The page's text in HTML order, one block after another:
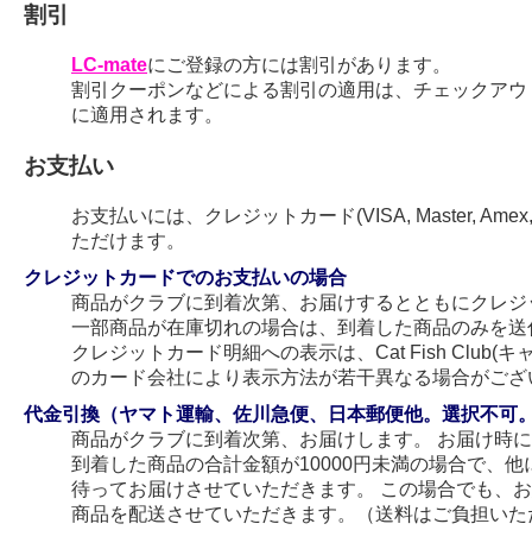
割引
LC-mateにご登録の方には割引があります。
割引クーポンなどによる割引の適用は、チェックア
に適用されます。
お支払い
お支払いには、クレジットカード(VISA, Master,
ただけます。
クレジットカードでのお支払いの場合
商品がクラブに到着次第、お届けするとともにクレ
一部商品が在庫切れの場合は、到着した商品のみを
クレジットカード明細への表示は、Cat Fish Club(キ
のカード会社により表示方法が若干異なる場合がござ
代金引換（ヤマト運輸、佐川急便、日本郵便他。選択不可
商品がクラブに到着次第、お届けします。 お届け時
到着した商品の合計金額が10000円未満の場合で、
待ってお届けさせていただきます。 この場合でも、
商品を配送させていただきます。（送料はご負担い